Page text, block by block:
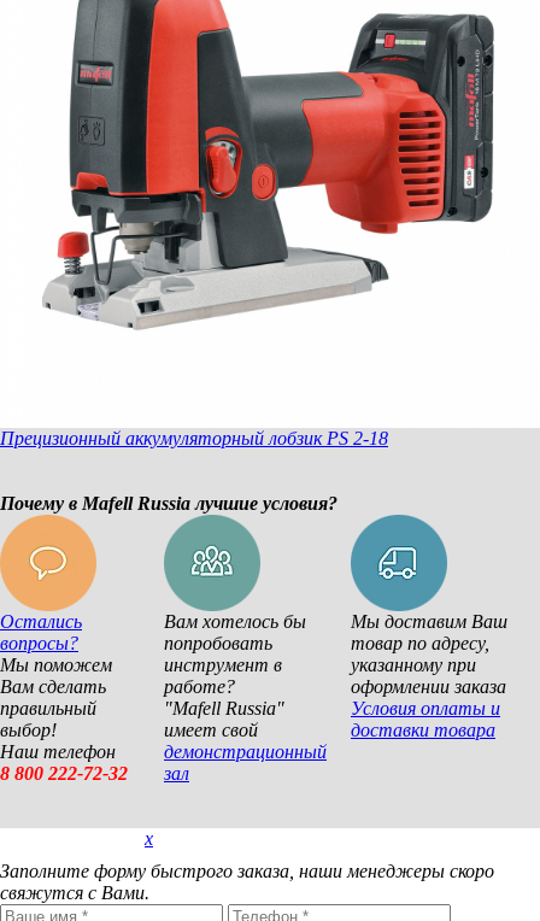
Прецизионный аккумуляторный лобзик PS 2-18
Почему в Mafell Russia лучшие условия?
Остались
вопросы?
Мы поможем
Вам сделать
правильный
выбор!
Наш телефон
8 800 222-72-32
Вам хотелось бы
попробовать
инструмент в
работе?
"Mafell Russia"
имеет свой
демонстрационный
зал
Мы доставим Ваш
товар по адресу,
указанному при
оформлении заказа
Условия оплаты и
доставки товара
Покупка в 1 кликx
Заполните форму быстрого заказа, наши менеджеры скоро
свяжутся с Вами.